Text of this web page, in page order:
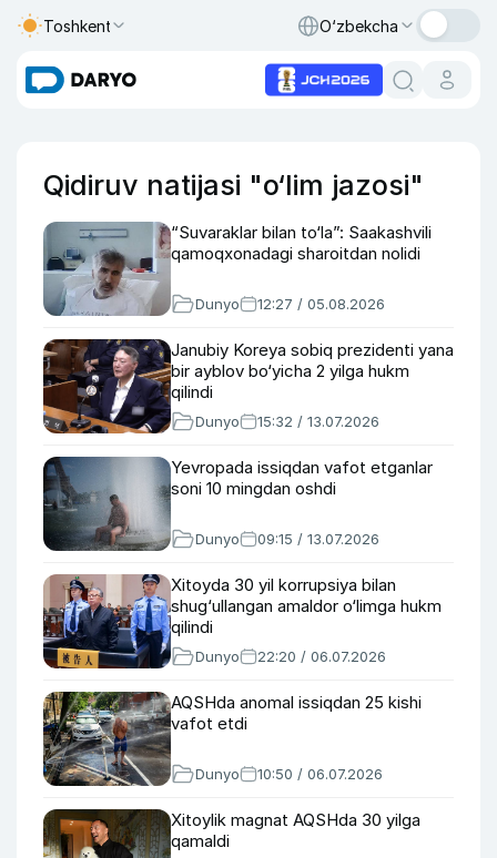
Toshkent O‘zbekcha
Qidiruv natijasi "o‘lim jazosi"
“Suvaraklar bilan to‘la”: Saakashvili
qamoqxonadagi sharoitdan nolidi
Dunyo 12:27 / 05.08.2026
Janubiy Koreya sobiq prezidenti yana
bir ayblov bo‘yicha 2 yilga hukm
qilindi
Dunyo 15:32 / 13.07.2026
Yevropada issiqdan vafot etganlar
soni 10 mingdan oshdi
Dunyo 09:15 / 13.07.2026
Xitoyda 30 yil korrupsiya bilan
shug‘ullangan amaldor o‘limga hukm
qilindi
Dunyo 22:20 / 06.07.2026
AQSHda anomal issiqdan 25 kishi
vafot etdi
Dunyo 10:50 / 06.07.2026
Xitoylik magnat AQSHda 30 yilga
qamaldi